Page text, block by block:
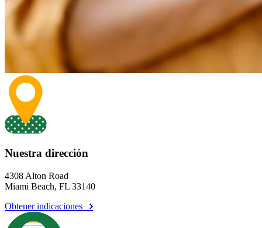
Nuestra dirección
4308 Alton Road
Miami Beach, FL 33140
Obtener indicaciones